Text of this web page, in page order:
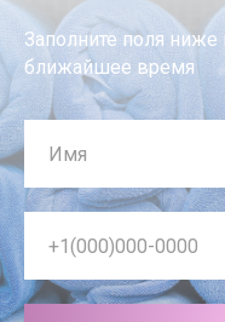
Заполните поля
ближайшее время